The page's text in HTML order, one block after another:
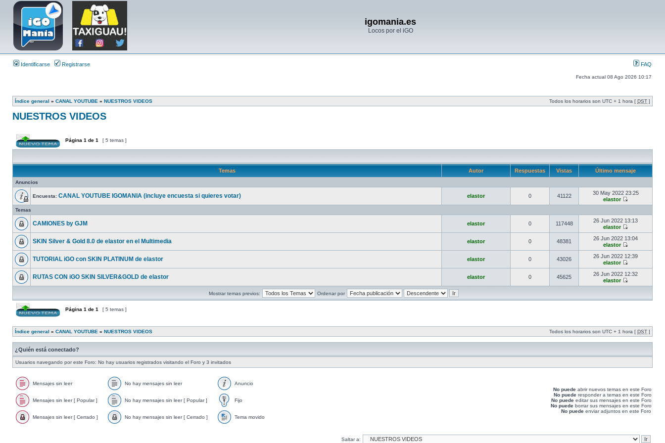
igomania.es
Locos por el iGO
Identificarse Registrarse FAQ
Fecha actual 08 Ago 2026 10:17
Índice general » CANAL YOUTUBE » NUESTROS VIDEOS Todos los horarios son UTC + 1 hora [ DST ]
NUESTROS VIDEOS
Página 1 de 1 [ 5 temas ]
Temas Autor Respuestas Vistas Último mensaje
Anuncios
Encuesta: CANAL YOUTUBE IGOMANIA (incluye encuesta si quieres votar) elastor 0 41122
30 May 2022 23:25
elastor
Temas
CAMIONES by GJM elastor 0 117448
26 Jun 2022 13:13
elastor
SKIN Silver & Gold 8.0 de elastor en el Multimedia elastor 0 48381
26 Jun 2022 13:04
elastor
TUTORIAL iGO con SKIN PLATINUM de elastor elastor 0 43026
26 Jun 2022 12:39
elastor
RUTAS CON iGO SKIN SILVER&GOLD de elastor elastor 0 45625
26 Jun 2022 12:32
elastor
Mostrar temas previos: Ordenar por
Página 1 de 1 [ 5 temas ]
Índice general » CANAL YOUTUBE » NUESTROS VIDEOS Todos los horarios son UTC + 1 hora [ DST ]
¿Quién está conectado?
Usuarios navegando por este Foro: No hay usuarios registrados visitando el Foro y 3 invitados
Mensajes sin leer No hay mensajes sin leer Anuncio
Mensajes sin leer [ Popular ] No hay mensajes sin leer [ Popular ] Fijo
Mensajes sin leer [ Cerrado ] No hay mensajes sin leer [ Cerrado ] Tema movido
No puede abrir nuevos temas en este Foro
No puede responder a temas en este Foro
No puede editar sus mensajes en este Foro
No puede borrar sus mensajes en este Foro
No puede enviar adjuntos en este Foro
Saltar a: